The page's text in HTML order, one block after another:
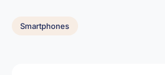
Smartphones